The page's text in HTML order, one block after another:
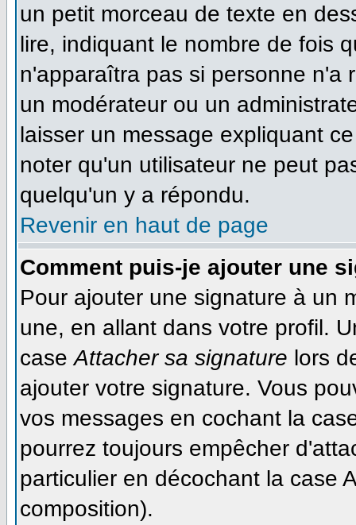
un petit morceau de texte en
lire, indiquant le nombre de fois
n'apparaîtra pas si personne n'a
un modérateur ou un
laisser un message expliquant
noter qu'un utilisateur ne peut
quelqu'un y a répondu.
Revenir en haut de page
Comment puis-je ajouter une
Pour ajouter une signature à un
une, en allant dans votre profil.
caseAttacher sa signature lors
ajouter votre signature. Vous
vos messages en cochant la
pourrez toujours empêcher
particulier en décochant la case
composition).